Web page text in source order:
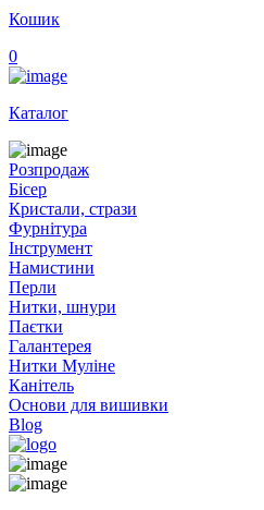
Кошик
0
Каталог
Розпродаж
Бісер
Кристали, стрази
Фурнітура
Інструмент
Намистини
Перли
Нитки, шнури
Паєтки
Галантерея
Нитки Муліне
Канітель
Основи для вишивки
Blog